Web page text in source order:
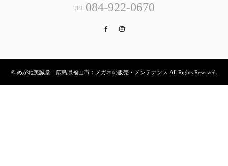
TEL.084-922-0670
Facebook
© めがね美誠堂｜広島県福山市：メガネの販売・メンテナンス All Rights Reserved.